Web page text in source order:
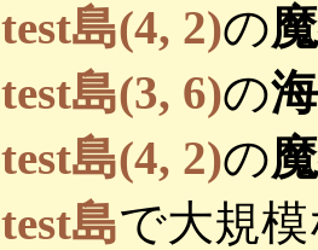
test島(4, 2)の
test島(3, 6)の海
test島(4, 2)の
test島で大規